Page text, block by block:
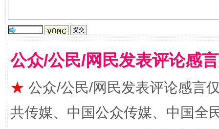
全民健身五年计划来了！等你上场
公众/公民/网民发表评论感
★ 公众/公民/网民发表评论感言
共传媒、中国公众传媒、中国全